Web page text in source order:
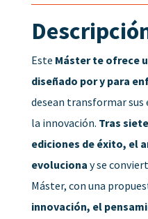
Este Máster te ofrece
diseñado por y para
desean transformar sus
la innovación. Tras
ediciones de éxito, el
evoluciona y se
Máster, con una
innovación, el